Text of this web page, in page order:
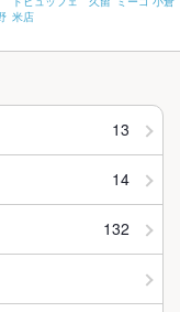
米店
13
14
132